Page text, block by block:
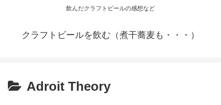
飲んだクラフトビールの感想など
クラフトビールを飲む（煮干蕎麦も・・・）
Adroit Theory